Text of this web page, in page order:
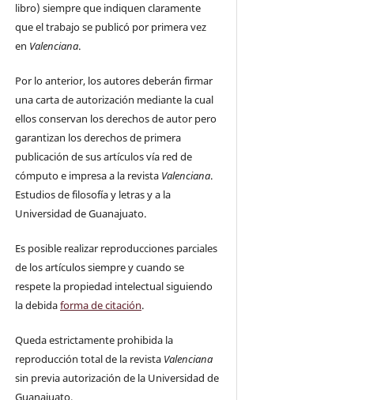
libro) siempre que indiquen claramente
que el trabajo se publicó por primera vez
en Valenciana.
Por lo anterior, los autores deberán firmar
una carta de autorización mediante la cual
ellos conservan los derechos de autor pero
garantizan los derechos de primera
publicación de sus artículos vía red de
cómputo e impresa a la revista Valenciana.
Estudios de filosofía y letras y a la
Universidad de Guanajuato.
Es posible realizar reproducciones parciales
de los artículos siempre y cuando se
respete la propiedad intelectual siguiendo
la debidaforma de citación.
Queda estrictamente prohibida la
reproducción total de la revista Valenciana
sin previa autorización de la Universidad de
Guanajuato.